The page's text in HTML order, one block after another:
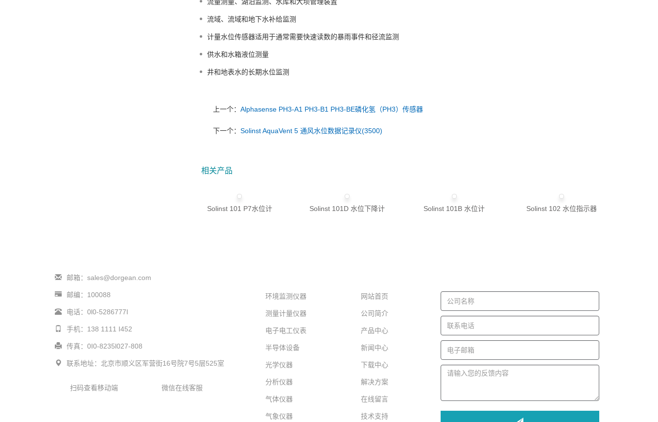
流域、流域和地下水补给监测
计量水位传感器适用于通常需要快速读数的暴雨事件和径流监测
供水和水箱液位测量
井和地表水的长期水位监测
上一个： Alphasense PH3-A1 PH3-B1 PH3-BE磷化氢（PH3）传感器
下一个： Solinst AquaVent 5 通风水位数据记录仪(3500)
相关产品
Solinst 101 P7水位计 Solinst 101D 水位下降计 Solinst 101B 水位计 Solinst 102 水位指示器
邮箱：sales@dorgean.com
邮编：100088
电话：0l0-5286777I
手机：138 1111 I452
传真：0I0-8235l027-808
联系地址：北京市顺义区军营街16号院7号5层525室
扫码查看移动端 微信在线客服
环境监测仪器
测量计量仪器
电子电工仪表
半导体设备
光学仪器
分析仪器
气体仪器
气象仪器
网站首页
公司简介
产品中心
新闻中心
下载中心
解决方案
在线留言
技术支持